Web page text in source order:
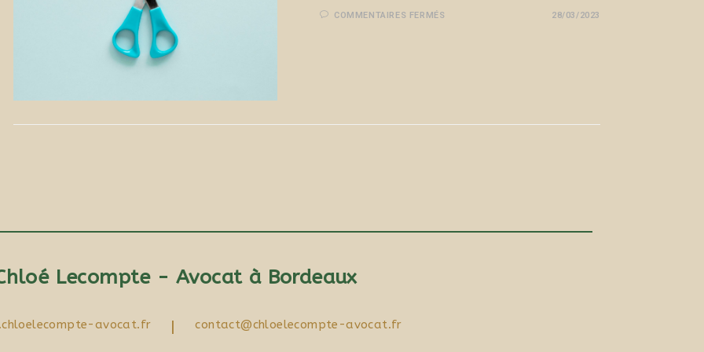
COMMENTAIRES FERMÉS 28/03/2023
Lecompte - Avocat à Bordeaux
avocat.fr | contact@chloelecompte-avocat.fr